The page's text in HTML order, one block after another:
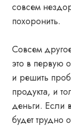
совсем
похоронить.
Совсем
это в первую
и решить
продукта, и
деньги. Если
будет трудно